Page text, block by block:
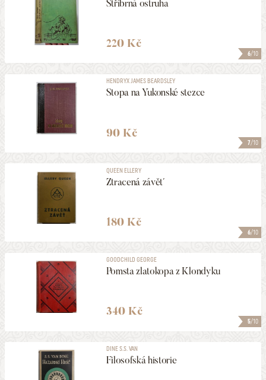
6/10
Stříbrná ostruha
220 Kč
7/10
HENDRYX JAMES BEARDSLEY
Stopa na Yukonské stezce
90 Kč
6/10
QUEEN ELLERY
Ztracená závěť
180 Kč
5/10
GOODCHILD GEORGE
Pomsta zlatokopa z Klondyku
340 Kč
DINE S.S. VAN
Filosofská historie